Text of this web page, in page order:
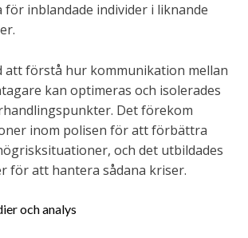
för inblandade individer i liknande
att förstå hur kommunikation mellan
kan optimeras och isolerades
Det förekom
inom polisen för att förbättra
och det utbildades
för att hantera sådana kriser.
och analys